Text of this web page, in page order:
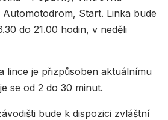
Automotodrom, Start. Linka bude
do 21.00 hodin, v neděli
lince je přizpůsoben aktuálnímu
se od 2 do 30 minut.
bude k dispozici zvláštní